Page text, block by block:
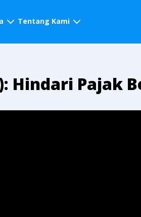
Tentang Kami
Hindari Pajak